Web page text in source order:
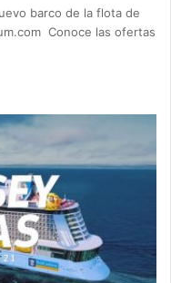
barco de la flota de
Conoce las ofertas